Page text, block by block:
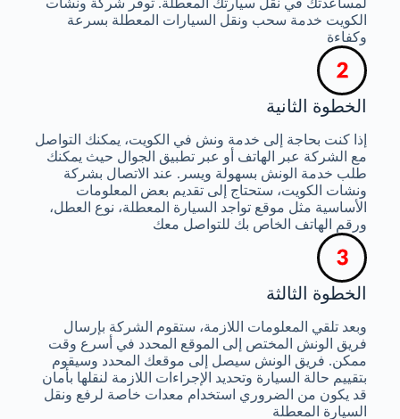
الكويت خدمة سحب ونقل السيارات المعطلة بسرعة
وكفاءة
الخطوة الثانية
إذا كنت بحاجة إلى خدمة ونش في الكويت، يمكنك التواصل
مع الشركة عبر الهاتف أو عبر تطبيق الجوال حيث يمكنك
طلب خدمة الونش بسهولة ويسر. عند الاتصال بشركة
ونشات الكويت، ستحتاج إلى تقديم بعض المعلومات
الأساسية مثل موقع تواجد السيارة المعطلة، نوع العطل،
ورقم الهاتف الخاص بك للتواصل معك
الخطوة الثالثة
وبعد تلقي المعلومات اللازمة، ستقوم الشركة بإرسال
فريق الونش المختص إلى الموقع المحدد في أسرع وقت
ممكن. فريق الونش سيصل إلى موقعك المحدد وسيقوم
بتقييم حالة السيارة وتحديد الإجراءات اللازمة لنقلها بأمان
قد يكون من الضروري استخدام معدات خاصة لرفع ونقل
السيارة المعطلة